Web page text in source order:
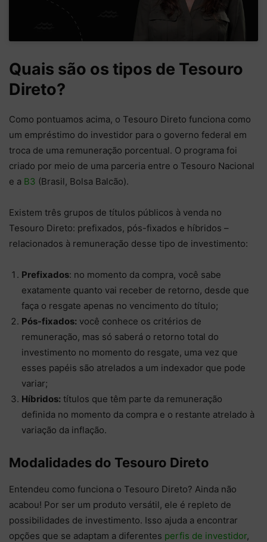
Quais são os tipos de Tesouro
Direto?
Como pontuamos acima, o Tesouro Direto funciona como
um empréstimo do investidor para o governo federal em
troca de uma remuneração porcentual. O programa foi
criado por meio de uma parceria entre o Tesouro Nacional
e a B3 (Brasil, Bolsa Balcão).
Existem três grupos de títulos públicos à venda no
Tesouro Direto: prefixados, pós-fixados e híbridos –
relacionados à remuneração desse tipo de investimento:
Prefixados: no momento da compra, você sabe
exatamente quanto vai receber de retorno, desde que
faça o resgate apenas no vencimento do título;
Pós-fixados: você conhece os critérios de
remuneração, mas só saberá o retorno total do
investimento no momento do resgate, uma vez que
esses papéis são atrelados a um indexador que pode
variar;
Híbridos: títulos que têm parte da remuneração
definida no momento da compra e o restante atrelado à
variação da inflação.
Modalidades do Tesouro Direto
Entendeu como funciona o Tesouro Direto? Ainda não
acabou! Por ser um produto versátil, ele é repleto de
possibilidades de investimento. Isso ajuda a encontrar
opções que se adaptam a diferentes perfis de investidor,